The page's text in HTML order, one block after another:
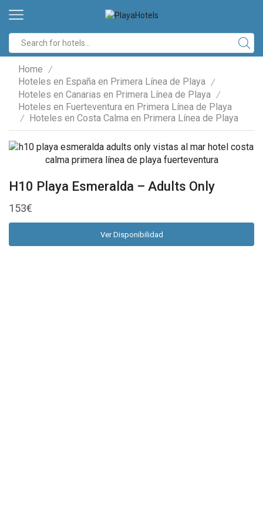
input
Home /
Hoteles en España en Primera Línea de Playa /
Hoteles en Canarias en Primera Línea de Playa /
Hoteles en Fuerteventura en Primera Línea de Playa
/ Hoteles en Costa Calma en Primera Línea de Playa
H10 Playa Esmeralda – Adults Only
153€
Ver Disponibilidad